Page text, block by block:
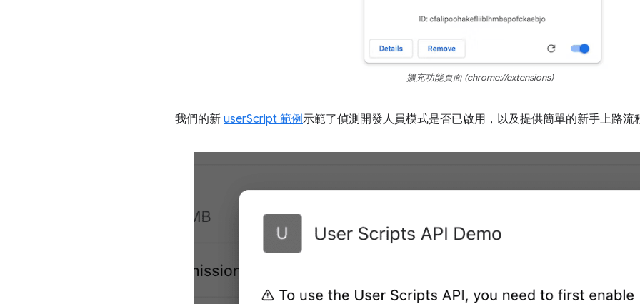
擴充功能頁面 (chrome://extensions)
我們的新 userScript 範例示範了偵測開發人員模式是否已啟用，以及提供簡單的新手上路流